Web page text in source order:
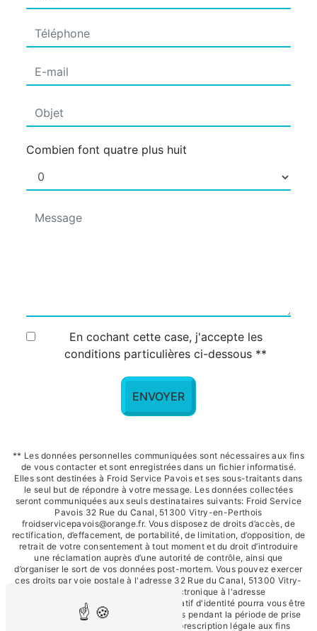
Combien font quatre plus huit
En cochant cette case, j'accepte les
conditions particulières ci-dessous **
ENVOYER
** Les données personnelles communiquées sont nécessaires aux fins
de vous contacter et sont enregistrées dans un fichier informatisé.
Elles sont destinées à Froid Service Pavois et ses sous-traitants dans
le seul but de répondre à votre message. Les données collectées
seront communiquées aux seuls destinataires suivants: Froid Service
Pavois 32 Rue du Canal, 51300 Vitry-en-Perthois
froidservicepavois@orange.fr. Vous disposez de droits d’accès, de
rectification, d’effacement, de portabilité, de limitation, d’opposition, de
retrait de votre consentement à tout moment et du droit d’introduire
une réclamation auprès d’une autorité de contrôle, ainsi que
d’organiser le sort de vos données post-mortem. Vous pouvez exercer
ces droits par voie postale à l'adresse 32 Rue du Canal, 51300 Vitry-
en-Perthois ou par courrier électronique à l'adresse
froidservicepavois@orange.fr. Un justificatif d'identité pourra vous être
demandé. Nous conservons vos données pendant la période de prise
de contact puis pendant la durée de prescription légale aux fins